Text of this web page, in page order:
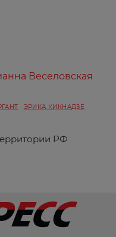
Веселовская
ЭРИКА КИКНАДЗЕ
РФ